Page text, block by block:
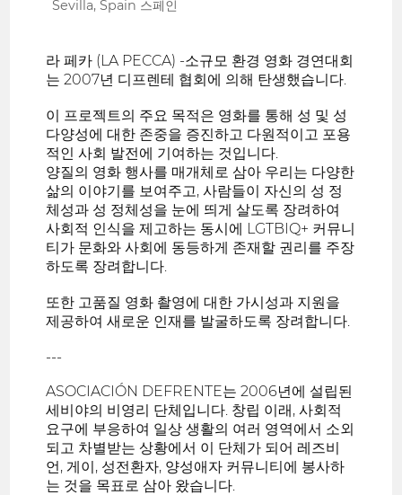
Sevilla, Spain 스페인
라 페카 (LA PECCA) -소규모 환경 영화 경연대회
는 2007년 디프렌테 협회에 의해 탄생했습니다.
이 프로젝트의 주요 목적은 영화를 통해 성 및 성
다양성에 대한 존중을 증진하고 다원적이고 포용
적인 사회 발전에 기여하는 것입니다.
양질의 영화 행사를 매개체로 삼아 우리는 다양한
삶의 이야기를 보여주고, 사람들이 자신의 성 정
체성과 성 정체성을 눈에 띄게 살도록 장려하여
사회적 인식을 제고하는 동시에 LGTBIQ+ 커뮤니
티가 문화와 사회에 동등하게 존재할 권리를 주장
하도록 장려합니다.
또한 고품질 영화 촬영에 대한 가시성과 지원을
제공하여 새로운 인재를 발굴하도록 장려합니다.
---
ASOCIACIÓN DEFRENTE는 2006년에 설립된
세비야의 비영리 단체입니다. 창립 이래, 사회적
요구에 부응하여 일상 생활의 여러 영역에서 소외
되고 차별받는 상황에서 이 단체가 되어 레즈비
언, 게이, 성전환자, 양성애자 커뮤니티에 봉사하
는 것을 목표로 삼아 왔습니다.